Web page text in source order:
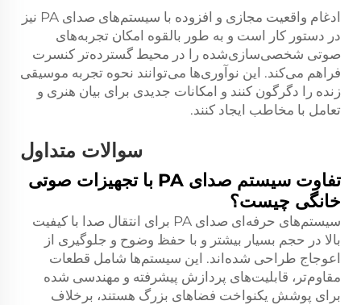
ادغام واقعیت مجازی و افزوده با سیستم‌های صدای PA نیز
در دستور کار است و به طور بالقوه امکان تجربه‌های
صوتی شخصی‌سازی‌شده را در محیط گسترده‌تر کنسرت
فراهم می‌کند. این نوآوری‌ها می‌توانند نحوه تجربه موسیقی
زنده را دگرگون کنند و امکانات جدیدی برای بیان هنری و
تعامل با مخاطب ایجاد کنند.
سوالات متداول
تفاوت سیستم صدای PA با تجهیزات صوتی
خانگی چیست؟
سیستم‌های حرفه‌ای صدای PA برای انتقال صدا با کیفیت
بالا در حجم بسیار بیشتر و با حفظ وضوح و جلوگیری از
اعوجاج طراحی شده‌اند. این سیستم‌ها شامل قطعات
مقاوم‌تر، قابلیت‌های پردازش پیشرفته و مهندسی شده
برای پوشش یکنواخت فضاهای بزرگ هستند، برخلاف